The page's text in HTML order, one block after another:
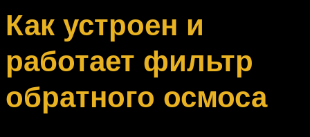
Меню
Как устроен и
работает фильтр
обратного осмоса